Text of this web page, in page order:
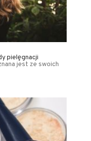
pielęgnacji
jest ze swoich